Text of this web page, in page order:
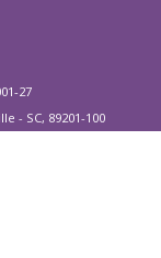
27
- SC, 89201-100